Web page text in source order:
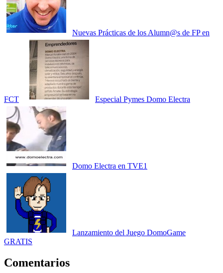
Nuevas Prácticas de los Alumn@s de FP en
FCT Especial Pymes Domo Electra
Domo Electra en TVE1
Lanzamiento del Juego DomoGame
GRATIS
Comentarios